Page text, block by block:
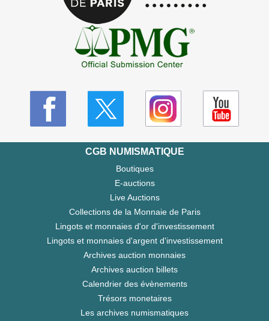
CGB NUMISMATIQUE
Boutiques
E-auctions
Live Auctions
Collections de la Monnaie de Paris
Lingots et monnaies d'or d'investissement
Lingots et monnaies d'argent d'investissement
Archives auction monnaies
Archives auction billets
Calendrier des évènements
Trésors monetaires
Les archives numismatiques